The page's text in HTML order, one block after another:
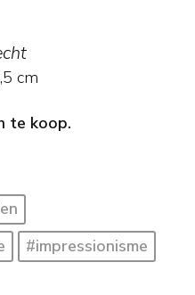
cm
te koop.
#impressionisme